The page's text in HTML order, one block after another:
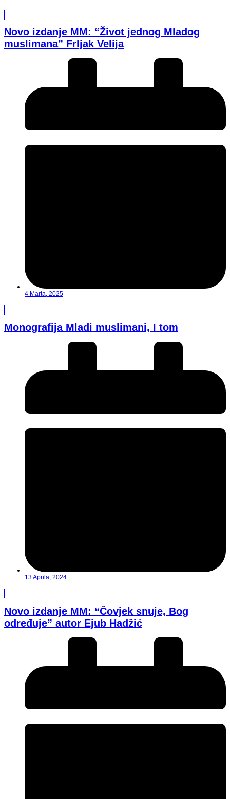
Novo izdanje MM: “Život jednog Mladog
muslimana” Frljak Velija
4 Marta, 2025
Monografija Mladi muslimani, I tom
13 Aprila, 2024
Novo izdanje MM: “Čovjek snuje, Bog
određuje” autor Ejub Hadžić